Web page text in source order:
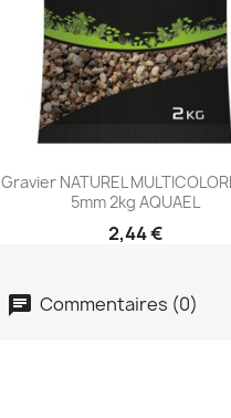
Aperçu rapide
Gravier NATUREL
5mm 2kg AQUAEL
2,44 €
Commentaires (0)